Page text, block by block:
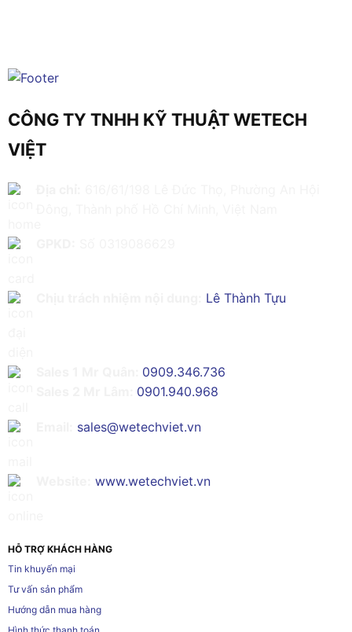
CÔNG TY TNHH KỸ THUẬT WETECH
VIỆT
Lê Thành Tựu
0909.346.736
0901.940.968
sales@wetechviet.vn
www.wetechviet.vn
HỖ TRỢ KHÁCH HÀNG
Tin khuyến mại
Tư vấn sản phẩm
Hướng dẫn mua hàng